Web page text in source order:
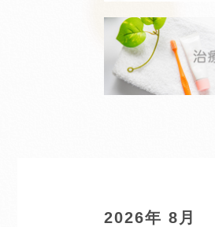
2026年 8月